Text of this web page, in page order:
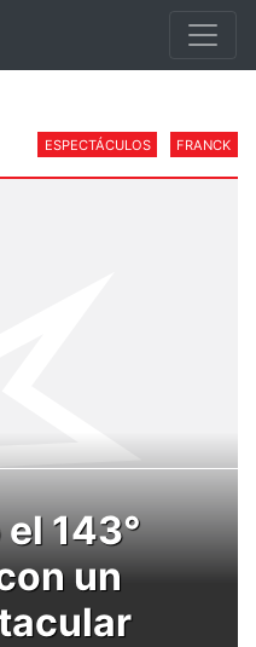
ESPECTÁCULOS FRANCK
143°
un